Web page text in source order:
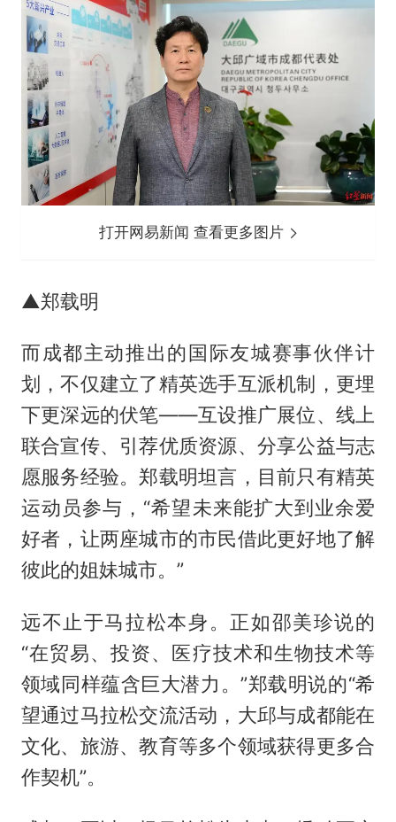
打开网易新闻 查看更多图片
▲郑载明
而成都主动推出的国际友城赛事伙伴计
划，不仅建立了精英选手互派机制，更埋
下更深远的伏笔——互设推广展位、线上
联合宣传、引荐优质资源、分享公益与志
愿服务经验。郑载明坦言，目前只有精英
运动员参与，“希望未来能扩大到业余爱
好者，让两座城市的市民借此更好地了解
彼此的姐妹城市。”
远不止于马拉松本身。正如邵美珍说的
“在贸易、投资、医疗技术和生物技术等
领域同样蕴含巨大潜力。”郑载明说的“希
望通过马拉松交流活动，大邱与成都能在
文化、旅游、教育等多个领域获得更多合
作契机”。